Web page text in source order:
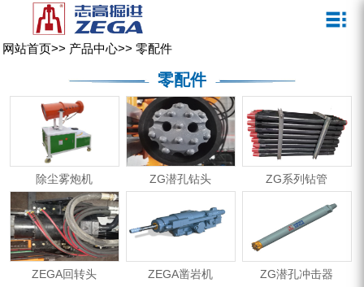
发展历程
资质荣誉
宣传视频
行业动态
ZEGA地下掘进台车
ZEGA小型一体式露天钻机
ZEGA全液压顶锤钻机
零配件
锚固钻机系列
服务中心
营销网络
网站首页>> 产品中心>> 零配件
零配件
除尘雾炮机 ZG潜孔钻头 ZG系列钻管
ZEGA回转头 ZEGA凿岩机 ZG潜孔冲击器